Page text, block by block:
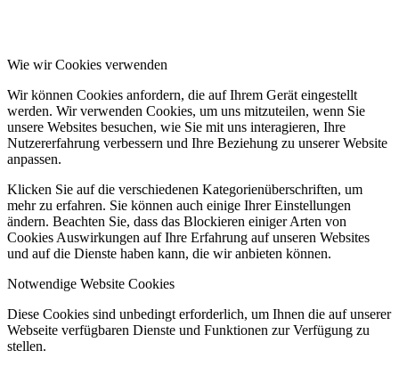
Wie wir Cookies verwenden
Wir können Cookies anfordern, die auf Ihrem Gerät eingestellt
werden. Wir verwenden Cookies, um uns mitzuteilen, wenn Sie
unsere Websites besuchen, wie Sie mit uns interagieren, Ihre
Nutzererfahrung verbessern und Ihre Beziehung zu unserer Website
anpassen.
Klicken Sie auf die verschiedenen Kategorienüberschriften, um
mehr zu erfahren. Sie können auch einige Ihrer Einstellungen
ändern. Beachten Sie, dass das Blockieren einiger Arten von
Cookies Auswirkungen auf Ihre Erfahrung auf unseren Websites
und auf die Dienste haben kann, die wir anbieten können.
Notwendige Website Cookies
Diese Cookies sind unbedingt erforderlich, um Ihnen die auf unserer
Webseite verfügbaren Dienste und Funktionen zur Verfügung zu
stellen.